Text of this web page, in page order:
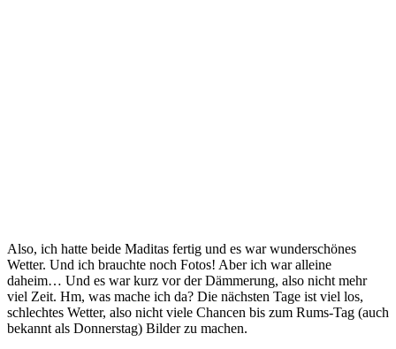
Also, ich hatte beide Maditas fertig und es war wunderschönes
Wetter. Und ich brauchte noch Fotos! Aber ich war alleine
daheim… Und es war kurz vor der Dämmerung, also nicht mehr
viel Zeit. Hm, was mache ich da? Die nächsten Tage ist viel los,
schlechtes Wetter, also nicht viele Chancen bis zum Rums-Tag (auch
bekannt als Donnerstag) Bilder zu machen.